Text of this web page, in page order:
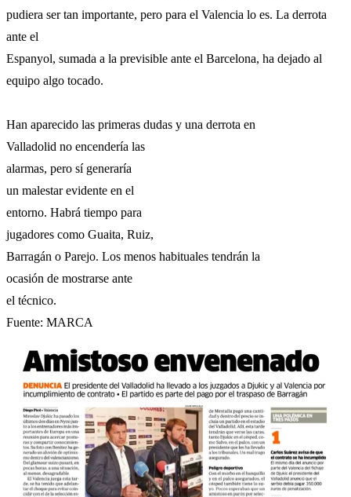
pudiera ser tan importante, pero para el Valencia lo es. La derrota
ante el
Espanyol, sumada a la previsible ante el Barcelona, ha dejado al
equipo algo tocado.
Han aparecido las primeras dudas y una derrota en
Valladolid no encendería las
alarmas, pero sí generaría
un malestar evidente en el
entorno. Habrá tiempo para
jugadores como Guaita, Ruiz,
Barragán o Parejo. Los menos habituales tendrán la
ocasión de mostrarse ante
el técnico.
Fuente: MARCA